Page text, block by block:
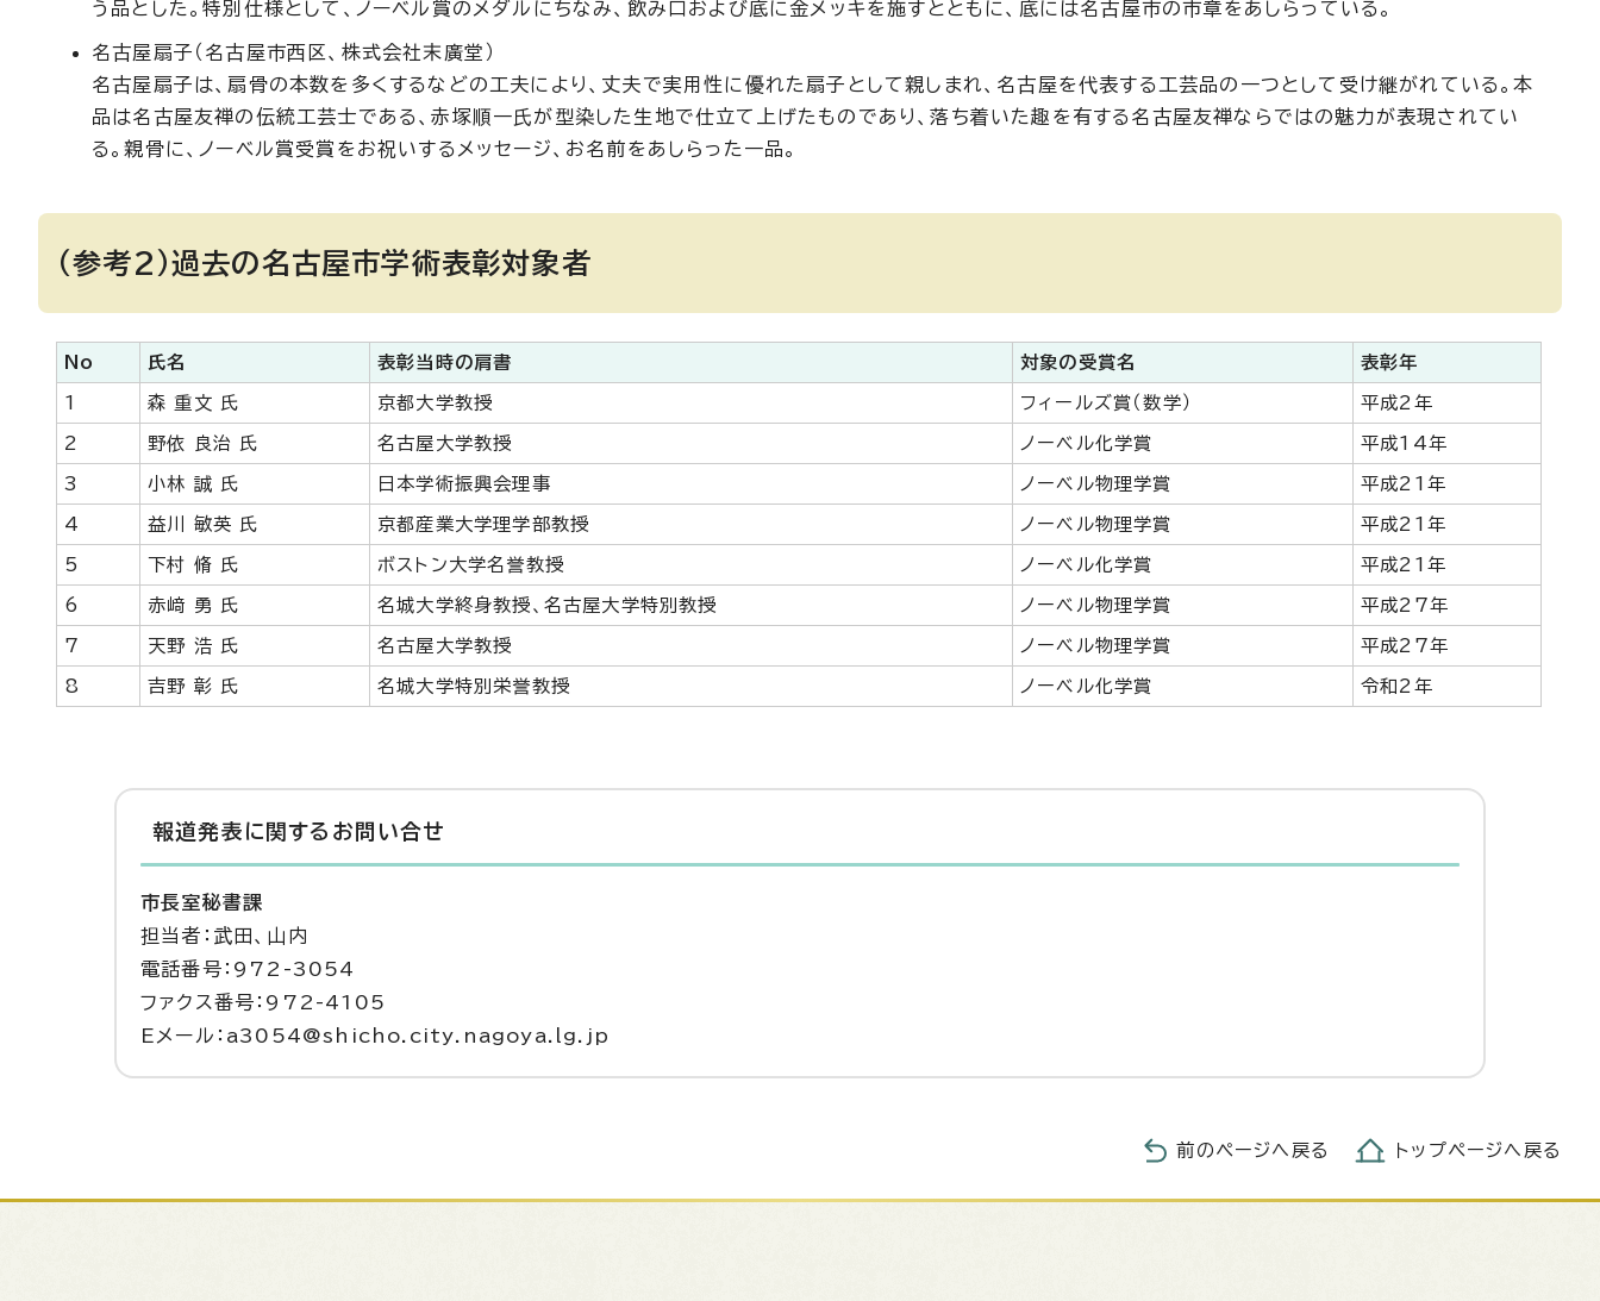
う品とした。特別仕様として、ノーベル賞のメダルにちなみ、飲み口および底に金メッキを施すとともに、底には名古屋市の市章をあしらっている。
名古屋扇子（名古屋市西区、株式会社末廣堂）
名古屋扇子は、扇骨の本数を多くするなどの工夫により、丈夫で実用性に優れた扇子として親しまれ、名古屋を代表する工芸品の一つとして受け継がれている。本
品は名古屋友禅の伝統工芸士である、赤塚順一氏が型染した生地で仕立て上げたものであり、落ち着いた趣を有する名古屋友禅ならではの魅力が表現されてい
る。親骨に、ノーベル賞受賞をお祝いするメッセージ、お名前をあしらった一品。
（参考2）過去の名古屋市学術表彰対象者
No 氏名 表彰当時の肩書 対象の受賞名 表彰年
1 森 重文 氏 京都大学教授 フィールズ賞（数学） 平成2年
2 野依 良治 氏 名古屋大学教授 ノーベル化学賞 平成14年
3 小林 誠 氏 日本学術振興会理事 ノーベル物理学賞 平成21年
4 益川 敏英 氏 京都産業大学理学部教授 ノーベル物理学賞 平成21年
5 下村 脩 氏 ボストン大学名誉教授 ノーベル化学賞 平成21年
6 赤﨑 勇 氏 名城大学終身教授、名古屋大学特別教授 ノーベル物理学賞 平成27年
7 天野 浩 氏 名古屋大学教授 ノーベル物理学賞 平成27年
8 吉野 彰 氏 名城大学特別栄誉教授 ノーベル化学賞 令和2年
報道発表に関するお問い合せ
市長室秘書課
担当者：武田、山内
電話番号：972-3054
ファクス番号：972-4105
Eメール：a3054@shicho.city.nagoya.lg.jp
前のページへ戻る トップページへ戻る